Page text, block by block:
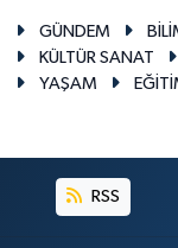
GÜNDEM
KÜLTÜR SANAT
YAŞAM
RSS